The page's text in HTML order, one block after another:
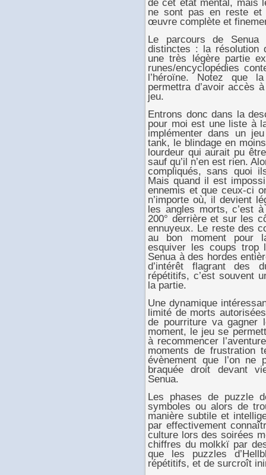
de cet état mental, mais
ne sont pas en reste et
œuvre complète et
Le parcours de Senua
distinctes : la résolution
une très légère partie
runes/encyclopédies
l’héroïne. Notez que
permettra d’avoir accès
jeu.
Entrons donc dans la
pour moi est une liste à
implémenter dans un
tank, le blindage en
lourdeur qui aurait pu
sauf qu’il n’en est rien.
compliqués, sans quoi
Mais quand il est
ennemis et que ceux-ci
n’importe où, il devient
les angles morts, c’est
200° derrière et sur les
ennuyeux. Le reste des
au bon moment pour
esquiver les coups trop
Senua à des hordes
d’intérêt flagrant des
répétitifs, c’est souvent
la partie.
Une dynamique
limité de morts
de pourriture va gagner
moment, le jeu se
à recommencer
moments de frustration
évènement que l’on
braquée droit devant
Senua.
Les phases de puzzle
symboles ou alors de
manière subtile et
par effectivement
culture lors des soirées
chiffres du molkkï par
que les puzzles
répétitifs, et de surcroît